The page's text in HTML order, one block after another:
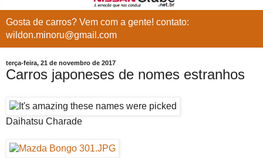
Gosta de carros? Vem com a gente! contato:
wildon.minoru@gmail.com
terça-feira, 21 de novembro de 2017
Carros japoneses de nomes estranhos
Daihatsu Charade